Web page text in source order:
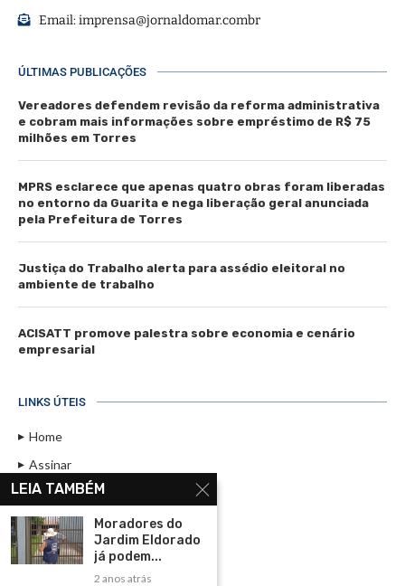
Email:imprensa@jornaldomar.combr
ÚLTIMAS PUBLICAÇÕES
Vereadores defendem revisão da reforma administrativa
e cobram mais informações sobre empréstimo de R$ 75
milhões em Torres
MPRS esclarece que apenas quatro obras foram liberadas
no entorno da Guarita e nega liberação geral anunciada
pela Prefeitura de Torres
Justiça do Trabalho alerta para assédio eleitoral no
ambiente de trabalho
ACISATT promove palestra sobre economia e cenário
empresarial
LINKS ÚTEIS
Home
Assinar
Contato
Política de Privacidade
Rádio Maristela - Ao Vivo
LEIA TAMBÉM
Moradores do
Jardim Eldorado
já podem...
2 anos atrás